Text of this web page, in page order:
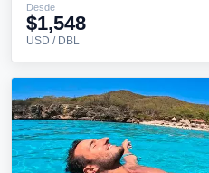
Desde
$1,548
USD / DBL